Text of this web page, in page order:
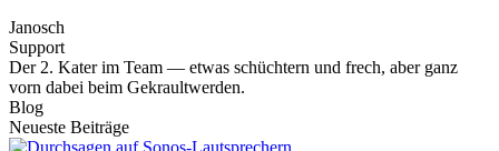
Janosch
Support
Der 2. Kater im Team — etwas schüchtern und frech, aber ganz
vorn dabei beim Gekraultwerden.
Blog
Neueste Beiträge